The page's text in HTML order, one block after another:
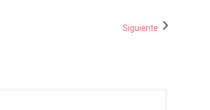
Siguiente